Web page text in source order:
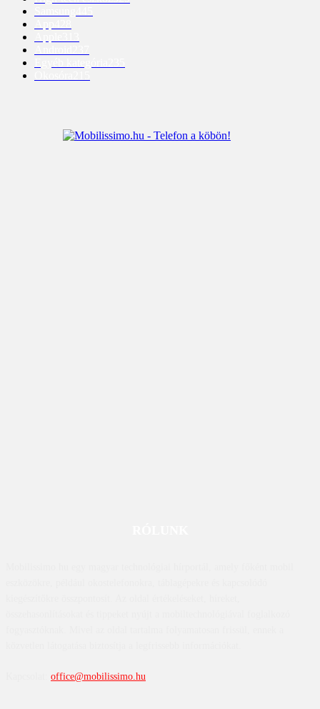
office@mobilissimo.hu